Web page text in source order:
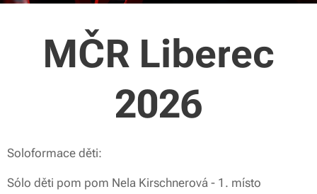
MČR Liberec
2026
Soloformace děti:
Sólo děti pom pom Nela Kirschnerová - 1. místo